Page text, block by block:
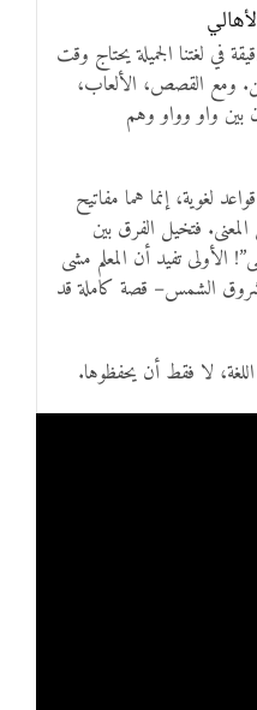
في لغتنا الجميلة يحتاج وقت
ومع القصص، الألعاب،
بين واو وواو وهم
لغوية، إنما هما مفاتيح
المعنى. فتخيل الفرق بين
تفيد أن المعلم مشى
شروق الشمس– قصة كاملة قد
لا فقط أن يحفظوها.